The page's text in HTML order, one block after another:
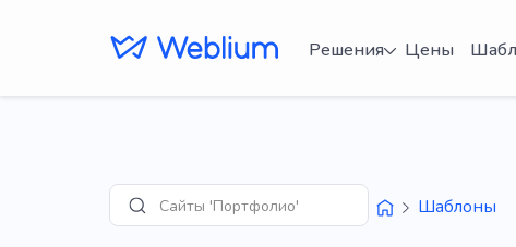
Решения Цены
ПоискСайты 'Портфолио' Шаблоны